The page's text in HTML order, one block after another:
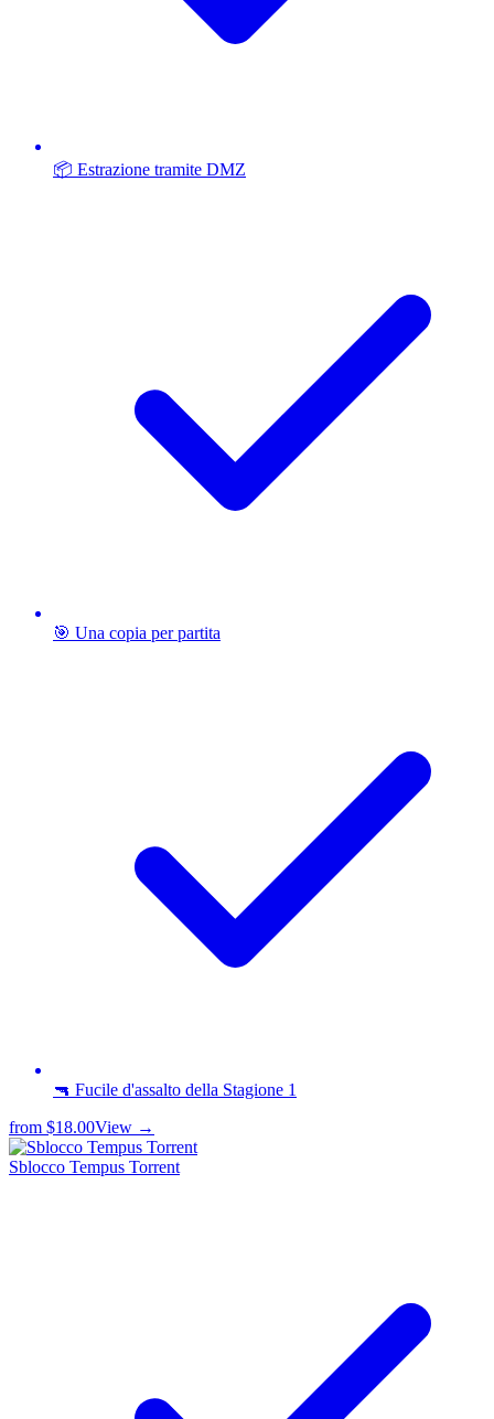
📦 Estrazione tramite DMZ
🎯 Una copia per partita
🔫 Fucile d'assalto della Stagione 1
from $18.00View →
Sblocco Tempus Torrent